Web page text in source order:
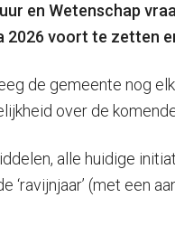
en Wetenschap
2026 voort te zetten
de gemeente nog
over de
alle huidige
(met een